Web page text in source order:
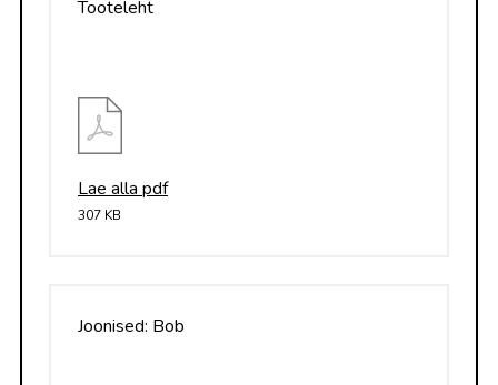
Tooteleht
Lae alla pdf
307 KB
Joonised: Bob